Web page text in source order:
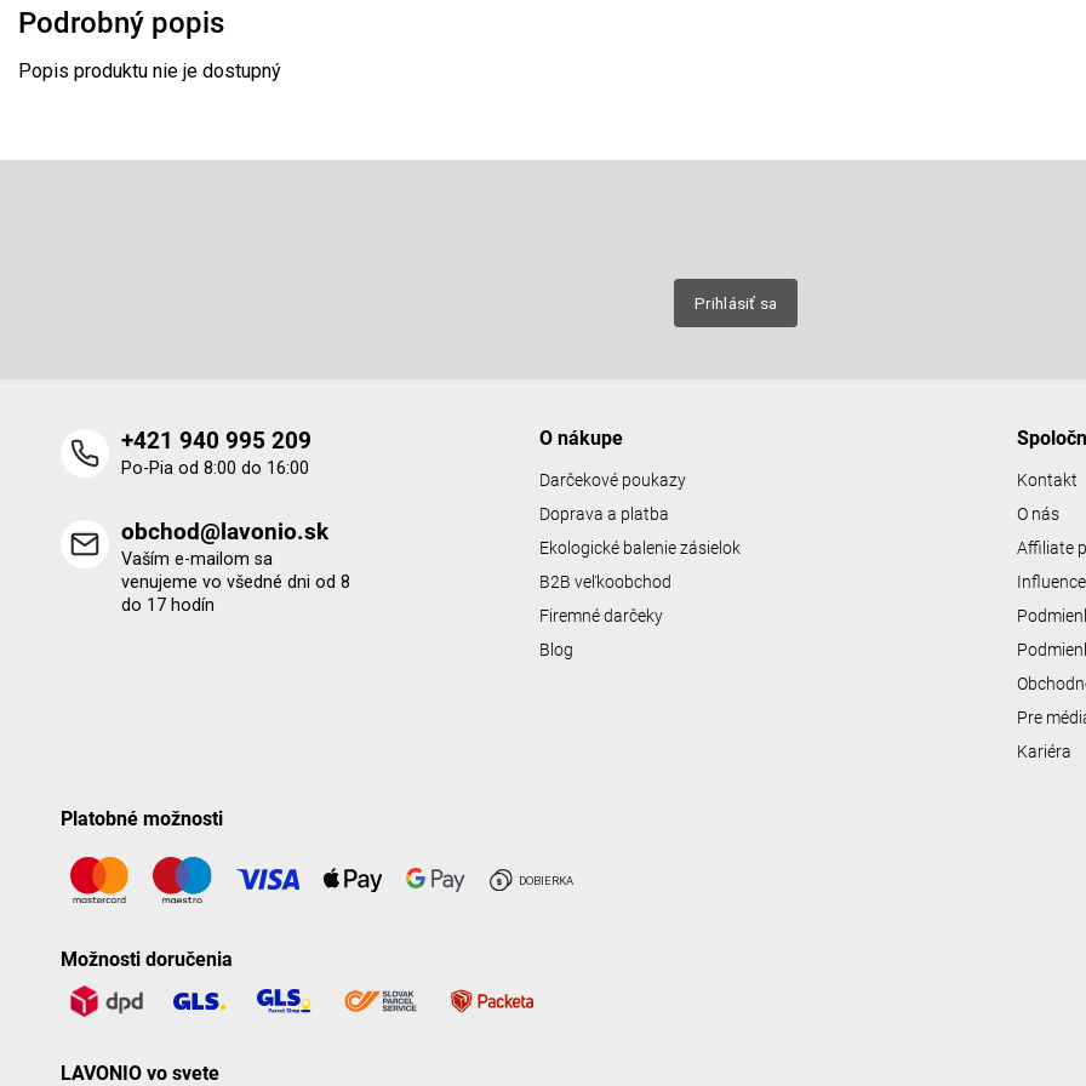
Podrobný popis
Popis produktu nie je dostupný
Prihlásiť sa
+421 940 995 209
Po-Pia od 8:00 do 16:00
obchod@lavonio.sk
Vaším e-mailom sa
venujeme vo všedné dni od 8
do 17 hodín
O nákupe
Darčekové poukazy
Doprava a platba
Ekologické balenie zásielok
B2B veľkoobchod
Firemné darčeky
Blog
Kontakt
O nás
Affiliate
Pre
Kariéra
Platobné možnosti
Možnosti doručenia
LAVONIO vo svete